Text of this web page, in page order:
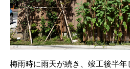
梅雨時に雨天が続き、竣工後半